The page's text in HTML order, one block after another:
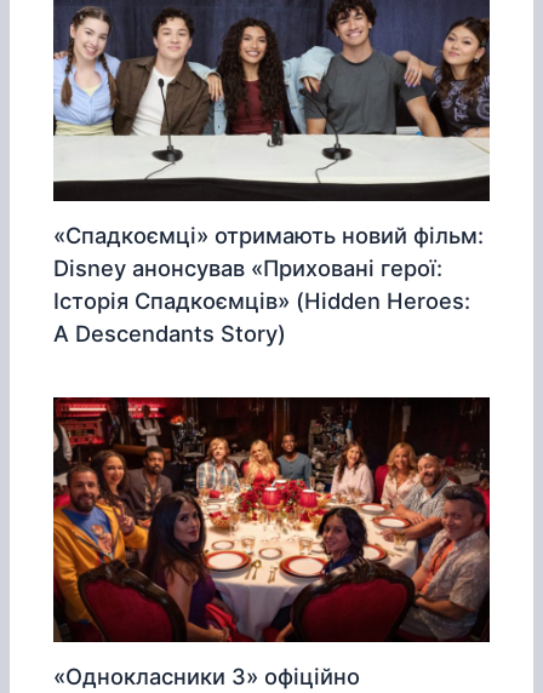
«Спадкоємці» отримають новий фільм:
Disney анонсував «Приховані герої:
Історія Спадкоємців» (Hidden Heroes:
A Descendants Story)
«Однокласники 3» офіційно